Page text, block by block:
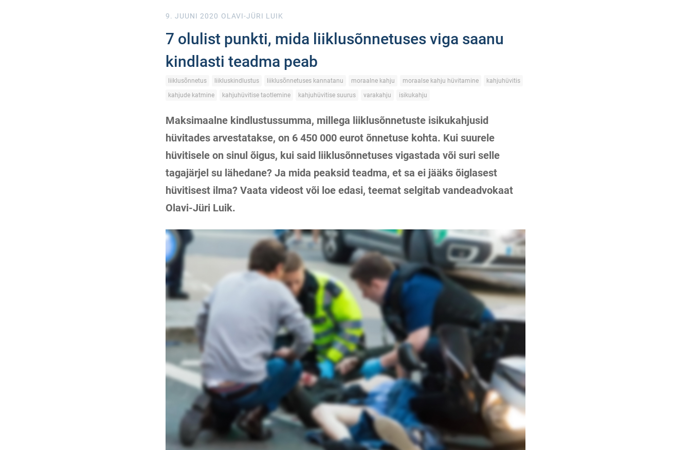
9. JUUNI 2020 OLAVI-JÜRI LUIK
7 olulist punkti, mida liiklusõnnetuses viga saanu
kindlasti teadma peab
liiklusõnnetus liikluskindlustus liiklusõnnetuses kannatanu moraalne kahju moraalse kahju hüvitamine
kahjuhüvitis
kahjude katmine
kahjuhüvitise taotlemine kahjuhüvitise suurus varakahju isikukahju
Maksimaalne kindlustussumma, millega liiklusõnnetuste isikukahjusid
hüvitades arvestatakse, on 6 450 000 eurot õnnetuse kohta. Kui suurele
hüvitisele on sinul õigus, kui said liiklusõnnetuses vigastada või suri selle
tagajärjel su lähedane? Ja mida peaksid teadma, et sa ei jääks õiglasest
hüvitisest ilma? Vaata videost või loe edasi, teemat selgitab vandeadvokaat
Olavi-Jüri Luik.